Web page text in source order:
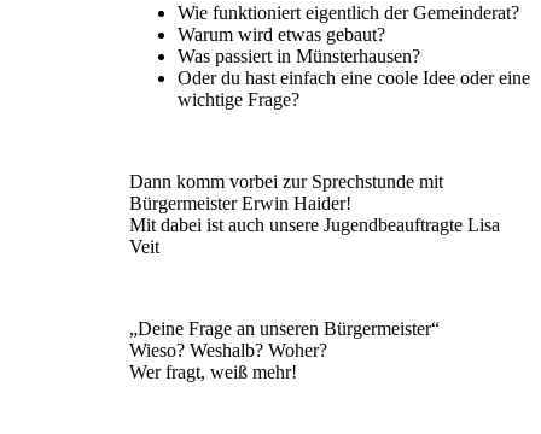
Wie funktioniert eigentlich der Gemeinderat?
Warum wird etwas gebaut?
Was passiert in Münsterhausen?
Oder du hast einfach eine coole Idee oder eine
wichtige Frage?
Dann komm vorbei zur Sprechstunde mit
Bürgermeister Erwin Haider!
Mit dabei ist auch unsere Jugendbeauftragte Lisa
Veit
„Deine Frage an unseren Bürgermeister“
Wieso? Weshalb? Woher?
Wer fragt, weiß mehr!